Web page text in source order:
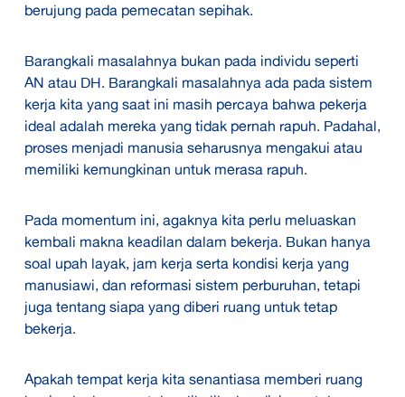
berujung pada pemecatan sepihak.
Barangkali masalahnya bukan pada individu seperti
AN atau DH. Barangkali masalahnya ada pada sistem
kerja kita yang saat ini masih percaya bahwa pekerja
ideal adalah mereka yang tidak pernah rapuh. Padahal,
proses menjadi manusia seharusnya mengakui atau
memiliki kemungkinan untuk merasa rapuh.
Pada momentum ini, agaknya kita perlu meluaskan
kembali makna keadilan dalam bekerja. Bukan hanya
soal upah layak, jam kerja serta kondisi kerja yang
manusiawi, dan reformasi sistem perburuhan, tetapi
juga tentang siapa yang diberi ruang untuk tetap
bekerja.
Apakah tempat kerja kita senantiasa memberi ruang